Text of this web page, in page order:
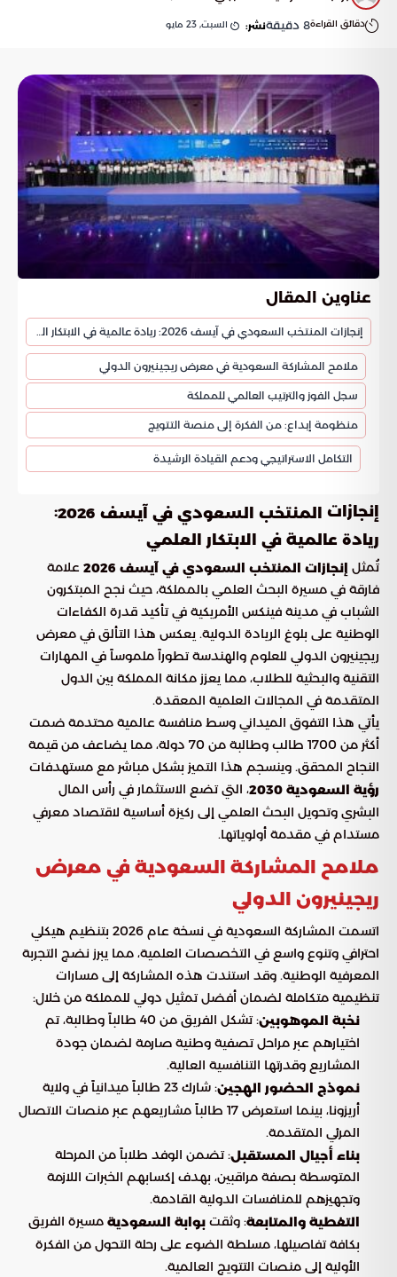
دقائق القراءة8 دقيقةنشر: السبت, 23 مايو
عناوين المقال
إنجازات المنتخب السعودي في آيسف 2026: ريادة عالمية في الابتكار العلمي
ملامح المشاركة السعودية في معرض ريجينيرون الدولي
سجل الفوز والترتيب العالمي للمملكة
منظومة إبداع: من الفكرة إلى منصة التتويج
التكامل الاستراتيجي ودعم القيادة الرشيدة
إنجازات المنتخب السعودي في آيسف 2026
:
ريادة عالمية في الابتكار العلمي
تُمثل إنجازات المنتخب السعودي في آيسف 2026
علامة
فارقة في مسيرة البحث العلمي بالمملكة، حيث نجح المبتكرون
الشباب في مدينة فينكس الأمريكية في تأكيد قدرة الكفاءات
الوطنية على بلوغ الريادة الدولية. يعكس هذا التألق في معرض
ريجينيرون الدولي للعلوم والهندسة تطوراً ملموساً في المهارات
التقنية والبحثية للطلاب، مما يعزز مكانة المملكة بين الدول
المتقدمة في المجالات العلمية المعقدة.
يأتي هذا التفوق الميداني وسط منافسة عالمية محتدمة ضمت
أكثر من 1700 طالب وطالبة من 70 دولة، مما يضاعف من قيمة
النجاح المحقق. وينسجم هذا التميز بشكل مباشر مع مستهدفات
رؤية السعودية 2030
، التي تضع الاستثمار في رأس المال
البشري وتحويل البحث العلمي إلى ركيزة أساسية لاقتصاد معرفي
مستدام في مقدمة أولوياتها.
ملامح المشاركة السعودية في معرض
ريجينيرون الدولي
اتسمت المشاركة السعودية في نسخة عام 2026 بتنظيم هيكلي
احترافي وتنوع واسع في التخصصات العلمية، مما يبرز نضج التجربة
المعرفية الوطنية. وقد استندت هذه المشاركة إلى مسارات
تنظيمية متكاملة لضمان أفضل تمثيل دولي للمملكة من خلال:
نخبة الموهوبين
: تشكل الفريق من 40 طالباً وطالبة، تم
اختيارهم عبر مراحل تصفية وطنية صارمة لضمان جودة
المشاريع وقدرتها التنافسية العالية.
نموذج الحضور الهجين
: شارك 23 طالباً ميدانياً في ولاية
أريزونا، بينما استعرض 17 طالباً مشاريعهم عبر منصات الاتصال
المرئي المتقدمة.
بناء أجيال المستقبل: تضمن الوفد طلاباً من المرحلة
المتوسطة بصفة مراقبين، بهدف إكسابهم الخبرات اللازمة
وتجهيزهم للمنافسات الدولية القادمة.
التغطية والمتابعة: وثقت بوابة السعودية مسيرة الفريق
بكافة تفاصيلها، مسلطة الضوء على رحلة التحول من الفكرة
الأولية إلى منصات التتويج العالمية.